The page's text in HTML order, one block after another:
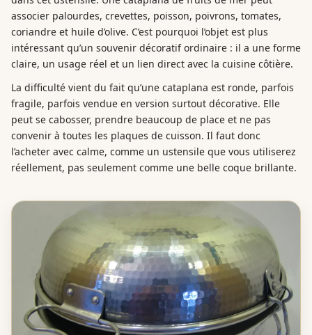
associer palourdes, crevettes, poisson, poivrons, tomates,
coriandre et huile d’olive. C’est pourquoi l’objet est plus
intéressant qu’un souvenir décoratif ordinaire : il a une forme
claire, un usage réel et un lien direct avec la cuisine côtière.
La difficulté vient du fait qu’une cataplana est ronde, parfois
fragile, parfois vendue en version surtout décorative. Elle
peut se cabosser, prendre beaucoup de place et ne pas
convenir à toutes les plaques de cuisson. Il faut donc
l’acheter avec calme, comme un ustensile que vous utiliserez
réellement, pas seulement comme une belle coque brillante.